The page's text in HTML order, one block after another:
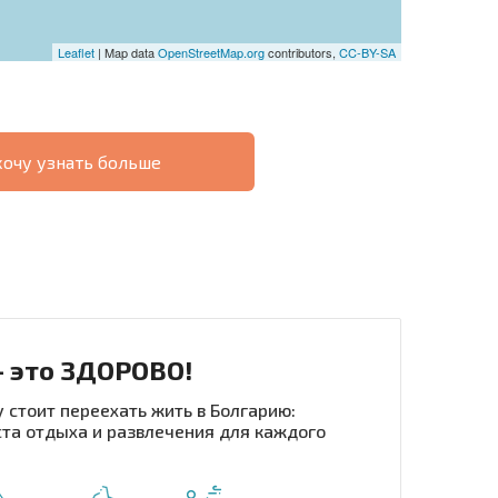
Leaflet | Map dataOpenStreetMap.orgcontributors, CC-BY-SA
узнать больше
| Нажимая кнопку, вы разрешаете
это ЗДОРОВО!
переехать жить в Болгарию:
отдыха и развлечения для каждого